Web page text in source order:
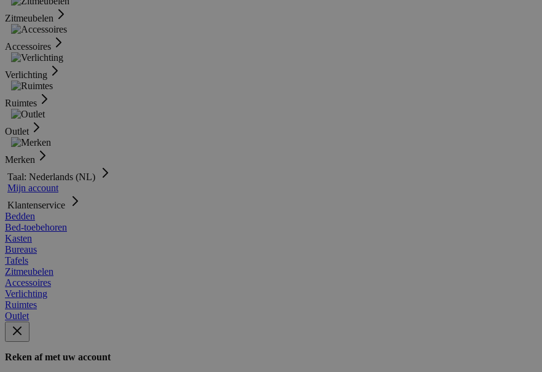
Zitmeubelen
Accessoires
Verlichting
Ruimtes
Outlet
Merken
Taal: Nederlands (NL)
Mijn account
Klantenservice
Bedden
Bed-toebehoren
Kasten
Bureaus
Tafels
Zitmeubelen
Accessoires
Verlichting
Ruimtes
Outlet
Reken af met uw account